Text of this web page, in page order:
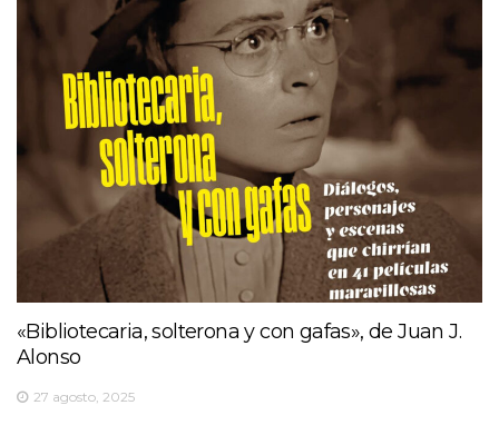
«Bibliotecaria, solterona y con gafas», de Juan J.
Alonso
27 agosto, 2025